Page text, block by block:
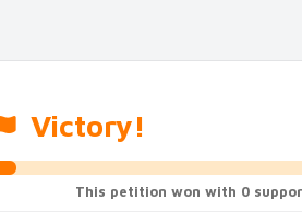
Victory!
This petition won with 0